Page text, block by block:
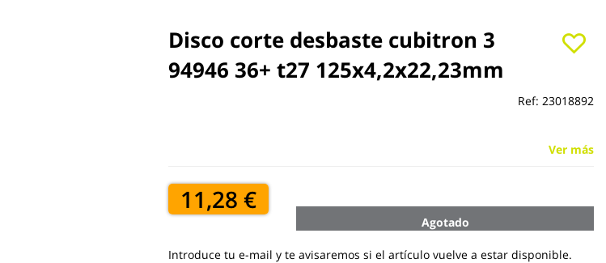
Disco corte desbaste cubitron 3
94946 36+ t27 125x4,2x22,23mm
Ref: 23018892
Ver más
11,28 €
Agotado
Introduce tu e-mail y te avisaremos si el artículo vuelve a estar disponible.